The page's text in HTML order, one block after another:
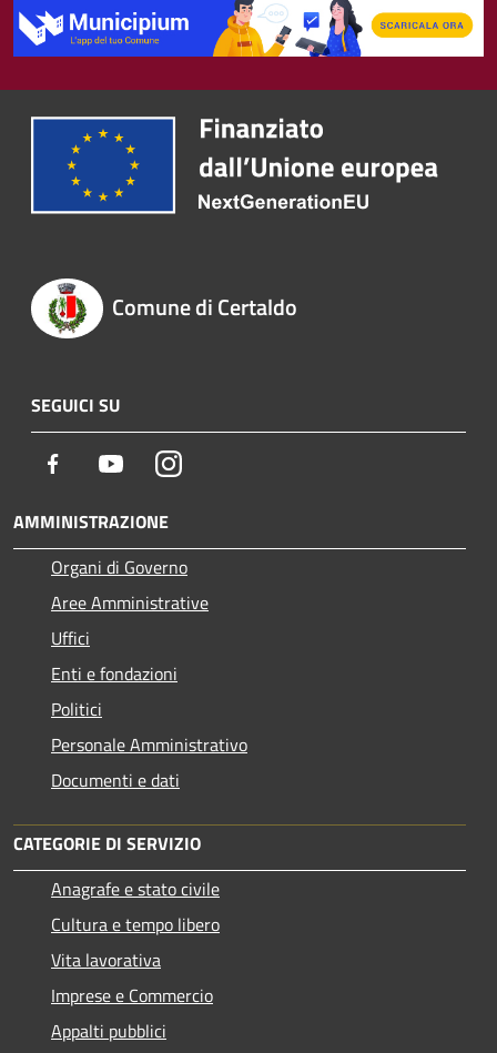
Comune di Certaldo
SEGUICI SU
Facebook YoutubeInstagram
AMMINISTRAZIONE
Organi di Governo
Aree Amministrative
Uffici
Enti e fondazioni
Politici
Personale Amministrativo
Documenti e dati
CATEGORIE DI SERVIZIO
Anagrafe e stato civile
Cultura e tempo libero
Vita lavorativa
Imprese e Commercio
Appalti pubblici